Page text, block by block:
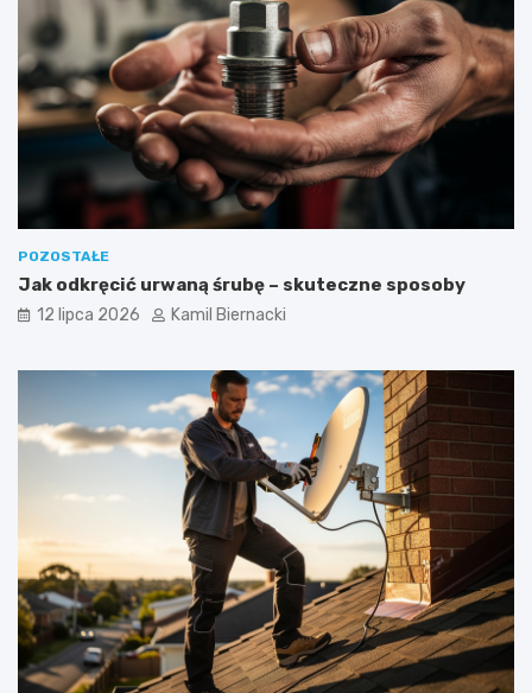
POZOSTAŁE
Jak odkręcić urwaną śrubę – skuteczne sposoby
12 lipca 2026 Kamil Biernacki